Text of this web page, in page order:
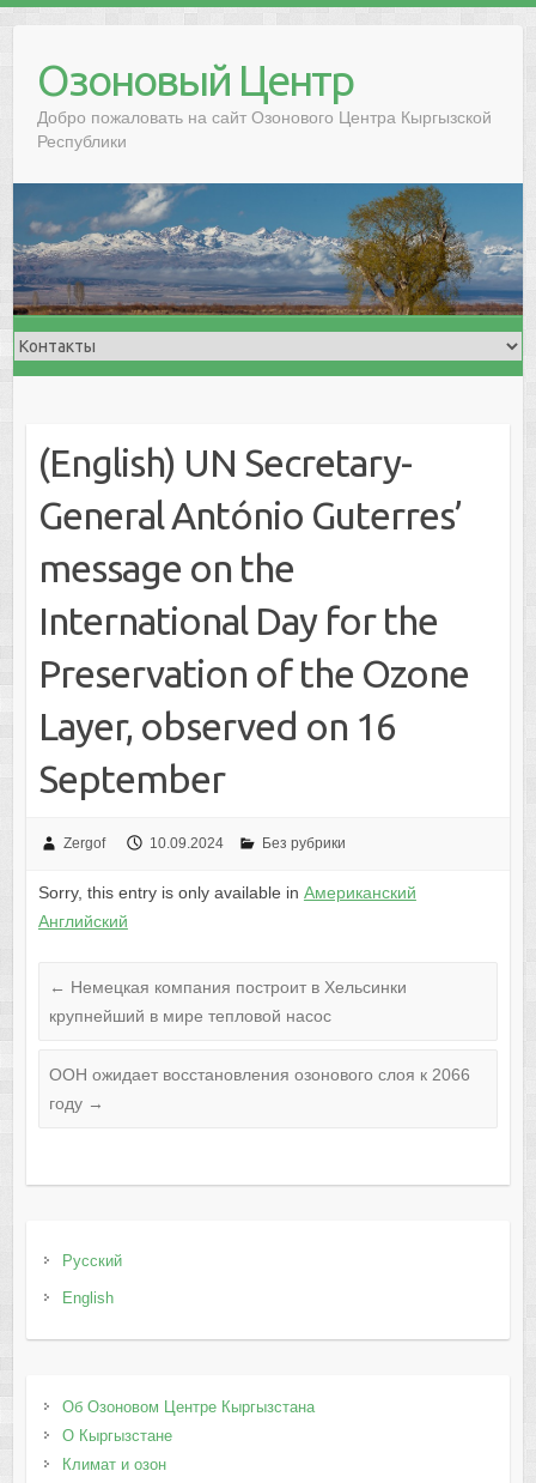
Озоновый Центр
Добро пожаловать на сайт Озонового Центра Кыргызской
Республики
(English) UN Secretary-
General António Guterres’
message on the
International Day for the
Preservation of the Ozone
Layer, observed on 16
September
Zergof 10.09.2024 Без рубрики
Sorry, this entry is only available in Американский
Английский
← Немецкая компания построит в Хельсинки
крупнейший в мире тепловой насос
ООН ожидает восстановления озонового слоя к 2066
году →
Русский
English
Об Озоновом Центре Кыргызстана
О Кыргызстане
Климат и озон